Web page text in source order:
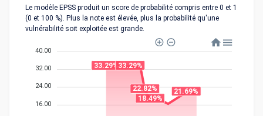
Le modèle EPSS produit un score de probabilité compris entre 0 et 1
(0 et 100 %). Plus la note est élevée, plus la probabilité qu'une
vulnérabilité soit exploitée est grande.
40.00
32.00
24.00
16.00
33.29% 33.29%
22.82%
18.49%
21.69%